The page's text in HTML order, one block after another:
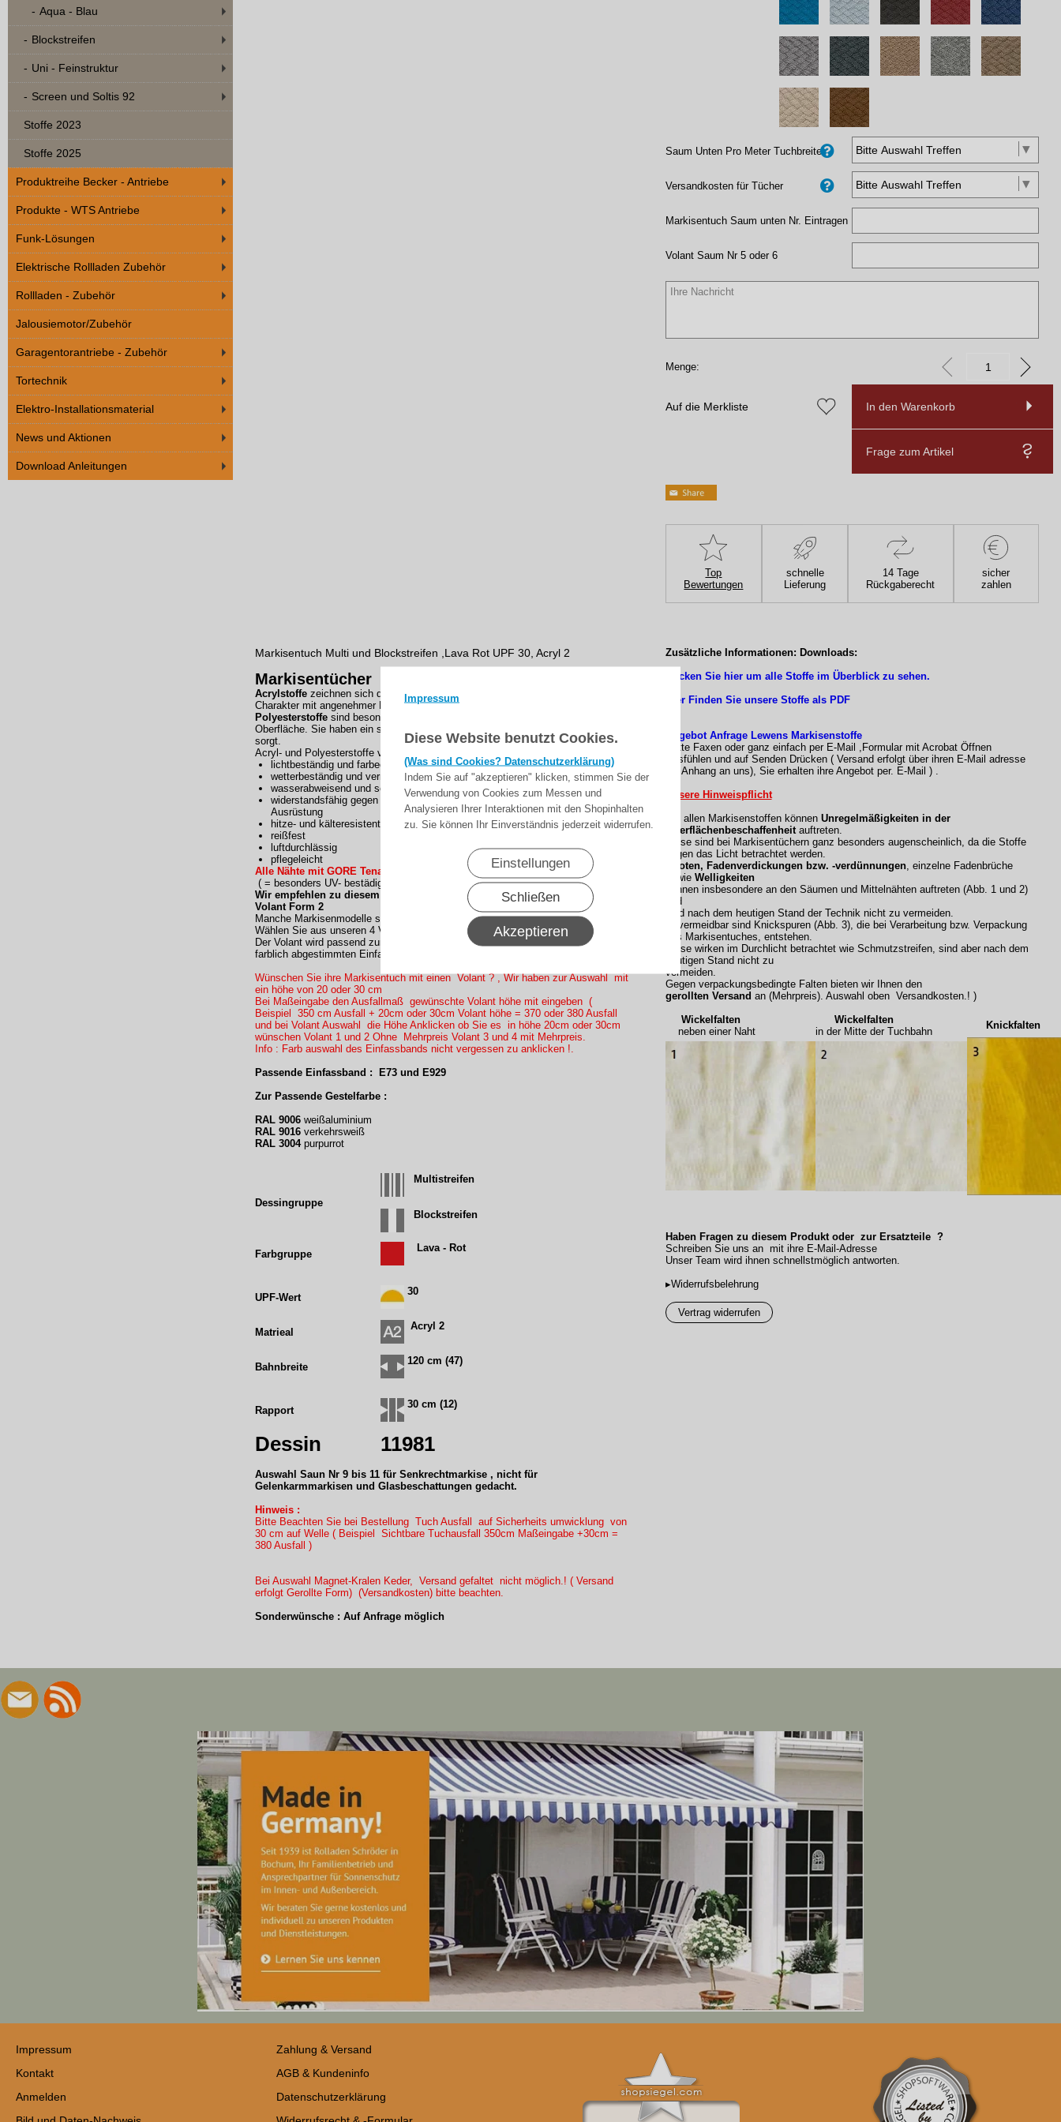
Impressum
Diese Website benutzt Cookies.
(Was sind Cookies? Datenschutzerklärung)
Indem Sie auf "akzeptieren" klicken, stimmen Sie der
Verwendung von Cookies zum Messen und
Analysieren Ihrer Interaktionen mit den Shopinhalten
zu. Sie können Ihr Einverständnis jederzeit widerrufen.
Einstellungen
Schließen
Akzeptieren
Aqua - Blau
Blockstreifen
Uni - Feinstruktur
Screen und Soltis 92
Stoffe 2023
Stoffe 2025
Produktreihe Becker - Antriebe
Produkte - WTS Antriebe
Funk-Lösungen
Elektrische Rollladen Zubehör
Rollladen - Zubehör
Jalousiemotor/Zubehör
Garagentorantriebe - Zubehör
Tortechnik
Elektro-Installationsmaterial
News und Aktionen
Download Anleitungen
Saum Unten Pro Meter Tuchbreite
Versandkosten für Tücher
Markisentuch Saum unten Nr. Eintragen
Volant Saum Nr 5 oder 6
Menge:
Auf die Merkliste In den Warenkorb
Frage zum Artikel
Top
Bewertungen
schnelle
Lieferung
14 Tage
Rückgaberecht
sicher
zahlen
Markisentuch Multi und Blockstreifen ,Lava Rot UPF 30, Acryl 2
Markisentücher
Acrylstoffe zeichnen sich durch außergewöhnliche Haltbarkeit und einen textlilen
Charakter mit angenehmer Haptik aus.
Polyesterstoffe sind besonders elastisch und haben eine angenehm flauschige
Oberfläche. Sie haben ein sehr gutes Rückstellverhalten, das für ein glattes Tuch
sorgt.
Acryl- und Polyesterstoffe von Lewens sind:
lichtbeständig und farbecht
wetterbeständig und verrottungsfest
wasserabweisend und schnell trocknend
widerstandsfähig gegen Umwelteinflüsse durch Teflon-bzw. Cleangard-
Ausrüstung
hitze- und kälteresistent
reißfest
luftdurchlässig
pflegeleicht
Alle Nähte mit GORE Tenara CLEAR Nähfaden konfektioniert !
( = besonders UV- bestädig und reißfest. )
Wir empfehlen zu diesem Dessin:
Volant Form 2
Manche Markisenmodelle sind nur mit einem Volant vollständig.
Wählen Sie aus unseren 4 Volantformen.
Der Volant wird passend zum Rapport des Dessins geschnitten und mit dem
farblich abgestimmten Einfassband abgeschlossen.
Wünschen Sie ihre Markisentuch mit einen Volant ? , Wir haben zur Auswahl mit
ein höhe von 20 oder 30 cm
Bei Maßeingabe den Ausfallmaß gewünschte Volant höhe mit eingeben (
Beispiel 350 cm Ausfall + 20cm oder 30cm Volant höhe = 370 oder 380 Ausfall
und bei Volant Auswahl die Höhe Anklicken ob Sie es in höhe 20cm oder 30cm
wünschen Volant 1 und 2 Ohne Mehrpreis Volant 3 und 4 mit Mehrpreis.
Info : Farb auswahl des Einfassbands nicht vergessen zu anklicken !.
Passende Einfassband : E73 und E929
Zur Passende Gestelfarbe :
RAL 9006 weißaluminium
RAL 9016 verkehrsweiß
RAL 3004purpurrot
Dessingruppe
Multistreifen
Blockstreifen
Farbgruppe
Lava - Rot
UPF-Wert
30
Matrieal
Acryl 2
Bahnbreite
120 cm (47)
Rapport
30 cm (12)
Dessin 11981
Auswahl Saun Nr 9 bis 11 für Senkrechtmarkise , nicht für
Gelenkarmmarkisen und Glasbeschattungen gedacht.
Hinweis :
Bitte Beachten Sie bei Bestellung Tuch Ausfall auf Sicherheits umwicklung von
30 cm auf Welle ( Beispiel Sichtbare Tuchausfall 350cm Maßeingabe +30cm =
380 Ausfall )
Bei Auswahl Magnet-Kralen Keder, Versand gefaltet nicht möglich.! ( Versand
erfolgt Gerollte Form) (Versandkosten) bitte beachten.
Sonderwünsche : Auf Anfrage möglich
Zusätzliche Informationen: Downloads:
Klicken Sie hier um alle Stoffe im Überblick zu sehen.
Hier Finden Sie unsere Stoffe als PDF
Angebot Anfrage Lewens Markisenstoffe
(Bitte Faxen oder ganz einfach per E-Mail ,Formular mit Acrobat Öffnen
Ausfühlen und auf Senden Drücken ( Versand erfolgt über ihren E-Mail adresse
als Anhang an uns), Sie erhalten ihre Angebot per. E-Mail ) .
Unsere Hinweispflicht
Bei allen Markisenstoffen könnenUnregelmäßigkeiten in der
Oberflächenbeschaffenheitauftreten.
Diese sind bei Markisentüchern ganz besonders augenscheinlich, da die Stoffe
gegen das Licht betrachtet werden.
Knoten, Fadenverdickungen bzw. -verdünnungen, einzelne Fadenbrüche
sowie Welligkeiten
können insbesondere an den Säumen und Mittelnähten auftreten (Abb. 1 und 2)
und
sind nach dem heutigen Stand der Technik nicht zu vermeiden.
Unvermeidbar sind Knickspuren (Abb. 3), die bei Verarbeitung bzw. Verpackung
des Markisentuches, entstehen.
Diese wirken im Durchlicht betrachtet wie Schmutzstreifen, sind aber nach dem
heutigen Stand nicht zu
vermeiden.
Gegen verpackungsbedingte Falten bieten wir Ihnen den
gerollten Versand an (Mehrpreis). Auswahl oben Versandkosten.! )
Wickelfalten
neben einer Naht
Wickelfalten
in der Mitte der Tuchbahn
Knickfalten
Haben Fragen zu diesem Produkt oder zur Ersatzteile ?
Schreiben Sie uns an mit ihre E-Mail-Adresse
Unser Team wird ihnen schnellstmöglich antworten.
▸Widerrufsbelehrung
Vertrag widerrufen
Impressum
Kontakt
Anmelden
Zahlung & Versand
AGB & Kundeninfo
Datenschutzerklärung